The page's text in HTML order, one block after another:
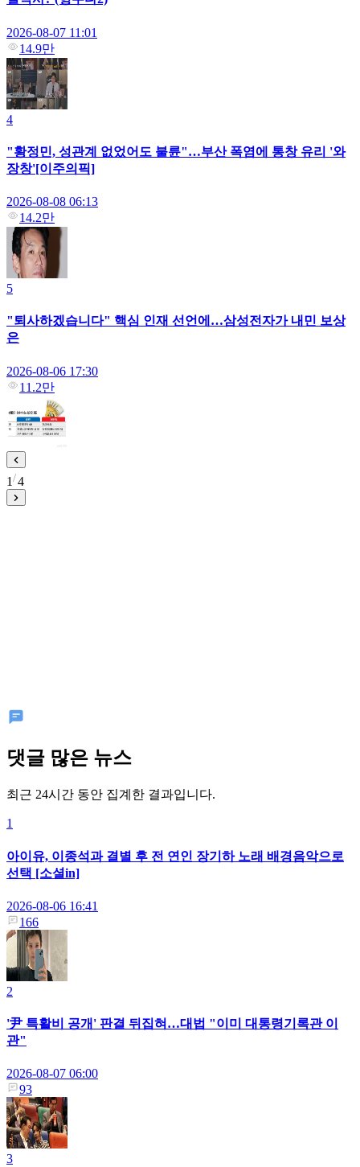
2026-08-07 11:01
14.9만
4
"황정민, 성관계 없었어도 불륜"…부산 폭염에 통창 유리 '와
장창'[이주의픽]
2026-08-08 06:13
14.2만
5
"퇴사하겠습니다" 핵심 인재 선언에…삼성전자가 내민 보상
은
2026-08-06 17:30
11.2만
1 4
댓글 많은 뉴스
최근 24시간 동안 집계한 결과입니다.
1
아이유, 이종석과 결별 후 전 연인 장기하 노래 배경음악으로
선택 [소셜in]
2026-08-06 16:41
166
2
'尹 특활비 공개' 판결 뒤집혀…대법 "이미 대통령기록관 이
관"
2026-08-07 06:00
93
3